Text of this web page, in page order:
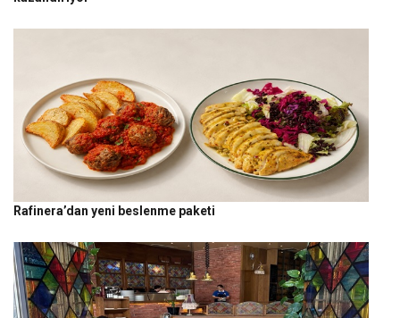
Rafinera’dan yeni beslenme paketi